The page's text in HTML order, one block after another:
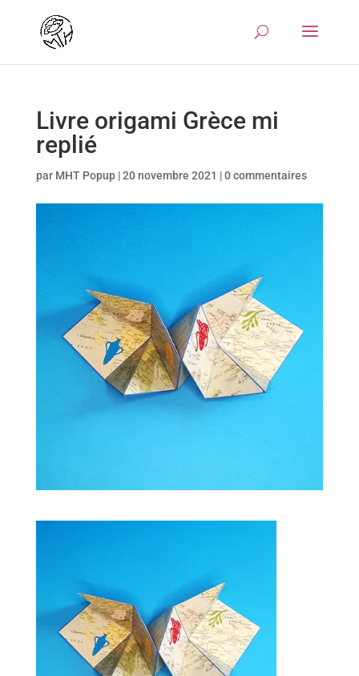
Livre origami Grèce mi
replié
par MHT Popup|20 novembre 2021 |0 commentaires